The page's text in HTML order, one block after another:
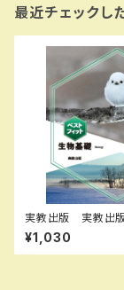
最近チェックし
実教出版 実教出
ィット生物基礎
新品 問題集本体と
あり 新品 問題集
¥1,030